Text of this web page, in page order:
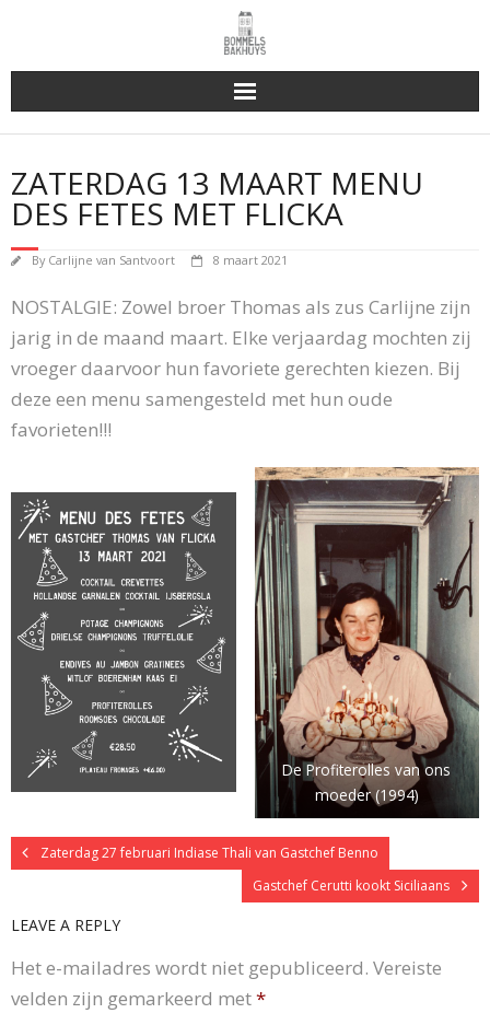
Bakhuys Buiten, verleden heden toekomst
Reserveren & Bestellen
Contact
ZATERDAG 13 MAART MENU
DES FETES MET FLICKA
By Carlijne van Santvoort 8 maart 2021
NOSTALGIE: Zowel broer Thomas als zus Carlijne zijn
jarig in de maand maart. Elke verjaardag mochten zij
vroeger daarvoor hun favoriete gerechten kiezen. Bij
deze een menu samengesteld met hun oude
favorieten!!!
De Profiterolles van ons
moeder (1994)
Zaterdag 27 februari Indiase Thali van Gastchef Benno
Gastchef Cerutti kookt Siciliaans
LEAVE A REPLY
Het e-mailadres wordt niet gepubliceerd. Vereiste
velden zijn gemarkeerd met*